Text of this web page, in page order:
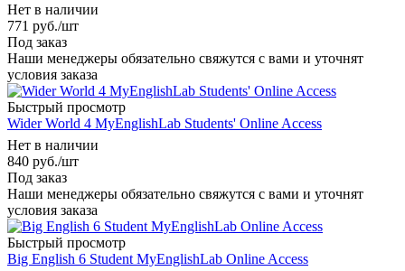
Нет в наличии
771 руб./шт
Под заказ
Наши менеджеры обязательно свяжутся с вами и уточнят
условия заказа
Быстрый просмотр
Wider World 4 MyEnglishLab Students' Online Access
Нет в наличии
840 руб./шт
Под заказ
Наши менеджеры обязательно свяжутся с вами и уточнят
условия заказа
Быстрый просмотр
Big English 6 Student MyEnglishLab Online Access